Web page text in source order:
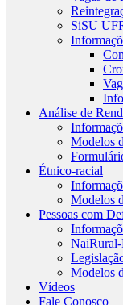
SiSU
Análise de
Modelos
Étnico-racial
Modelos
Pessoas com
NaiRural-
Modelos
Vídeos
Fale Conosco